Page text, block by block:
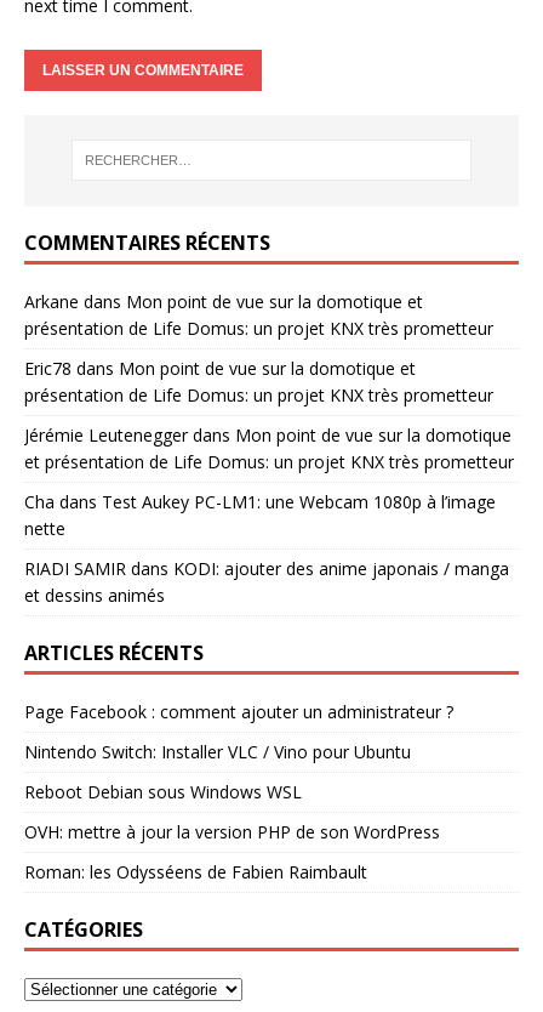
next time I comment.
COMMENTAIRES RÉCENTS
Arkane dans Mon point de vue sur la domotique et
présentation de Life Domus: un projet KNX très prometteur
Eric78 dans Mon point de vue sur la domotique et
présentation de Life Domus: un projet KNX très prometteur
Jérémie Leuteneggerdans Mon point de vue sur la domotique
et présentation de Life Domus: un projet KNX très prometteur
Cha dans Test Aukey PC-LM1: une Webcam 1080p à l’image
nette
RIADI SAMIR dans KODI: ajouter des anime japonais / manga
et dessins animés
ARTICLES RÉCENTS
Page Facebook : comment ajouter un administrateur ?
Nintendo Switch: Installer VLC / Vino pour Ubuntu
Reboot Debian sous Windows WSL
OVH: mettre à jour la version PHP de son WordPress
Roman: les Odysséens de Fabien Raimbault
CATÉGORIES